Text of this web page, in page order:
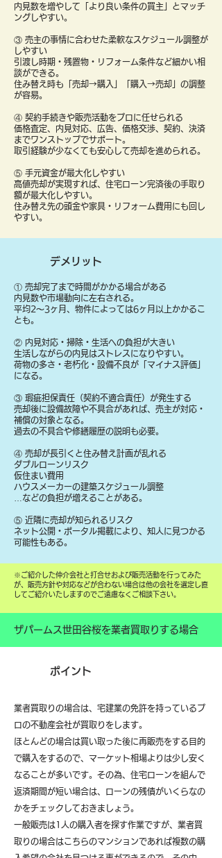
内見数を増やして「より良い条件の買主」とマッチ
ングしやすい。
③ 売主の事情に合わせた柔軟なスケジュール調整が
しやすい
引渡し時期・残置物・リフォーム条件など細かい相
談ができる。
住み替え時も「売却→購入」「購入→売却」の調整
が容易。
④ 契約手続きや販売活動をプロに任せられる
価格査定、内見対応、広告、価格交渉、契約、決済
までワンストップでサポート。
取引経験が少なくても安心して売却を進められる。
⑤ 手元資金が最大化しやすい
高値売却が実現すれば、住宅ローン完済後の手取り
額が最大化しやすい。
住み替え先の頭金や家具・リフォーム費用にも回し
やすい。
デメリット
① 売却完了まで時間がかかる場合がある
内見数や市場動向に左右される。
平均2〜3ヶ月、物件によっては6ヶ月以上かかるこ
とも。
② 内見対応・掃除・生活への負担が大きい
生活しながらの内見はストレスになりやすい。
荷物の多さ・老朽化・設備不良が「マイナス評価」
になる。
③ 瑕疵担保責任（契約不適合責任）が発生する
売却後に設備故障や不具合があれば、売主が対応・
補償の対象となる。
過去の不具合や修繕履歴の説明も必要。
④ 売却が長引くと住み替え計画が乱れる
ダブルローンリスク
仮住まい費用
ハウスメーカーの建築スケジュール調整
…などの負担が増えることがある。
⑤ 近隣に売却が知られるリスク
ネット公開・ポータル掲載により、知人に見つかる
可能性もある。
​※ご紹介した仲介会社と打合せおよび販売活動を行ってみた
が、販売方針や対応などが合わない場合は他の会社を選定し直
してご紹介いたしますのでご遠慮なくご相談下さい。
ザパームス世田谷桜を業者買取りする場合
ポイント
業者買取りの場合は、宅建業の免許を持っているプ
ロの不動産会社が買取りをします。
ほとんどの場合は買い取った後に再販売をする目的
で購入をするので、マーケット相場よりは少し安く
なることが多いです。その為、住宅ローンを組んで
返済期間が短い場合は、ローンの残債がいくらなの
かをチェックしておきましょう。
一般販売は1人の購入者を探す作業ですが、業者買
取りの場合はこちらのマンションであれば複数の購